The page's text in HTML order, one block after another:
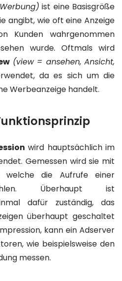
ist eine Basisgröße
angibt, wie oft eine Anzeige
Kunden wahrgenommen
wurde. Oftmals wird
(view = ansehen, Ansicht,
da es sich um die
Werbeanzeige handelt.
wird hauptsächlich im
Gemessen wird sie mit
welche die Aufrufe einer
Überhaupt ist
dafür zuständig, das
überhaupt geschaltet
kann ein Adserver
wie beispielsweise den
messen.